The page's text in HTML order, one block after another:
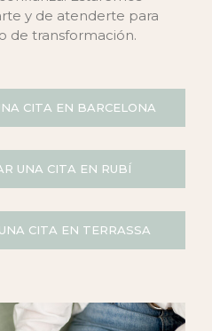
y de atenderte para
de transformación.
CITA EN BARCELONA
UNA CITA EN RUBÍ
CITA EN TERRASSA